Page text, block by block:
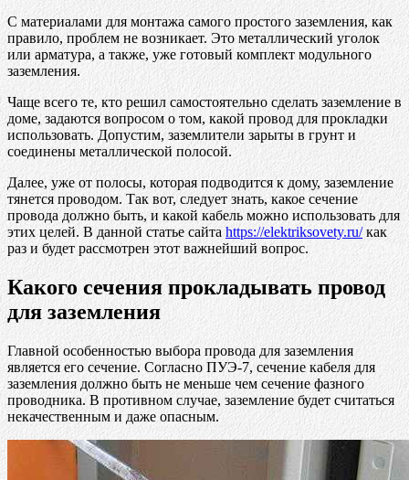
С материалами для монтажа самого простого заземления, как
правило, проблем не возникает. Это металлический уголок
или арматура, а также, уже готовый комплект модульного
заземления.
Чаще всего те, кто решил самостоятельно сделать заземление в
доме, задаются вопросом о том, какой провод для прокладки
использовать. Допустим, заземлители зарыты в грунт и
соединены металлической полосой.
Далее, уже от полосы, которая подводится к дому, заземление
тянется проводом. Так вот, следует знать, какое сечение
провода должно быть, и какой кабель можно использовать для
этих целей. В данной статье сайта https://elektriksovety.ru/как
раз и будет рассмотрен этот важнейший вопрос.
Какого сечения прокладывать провод
для заземления
Главной особенностью выбора провода для заземления
является его сечение. Согласно ПУЭ-7, сечение кабеля для
заземления должно быть не меньше чем сечение фазного
проводника. В противном случае, заземление будет считаться
некачественным и даже опасным.